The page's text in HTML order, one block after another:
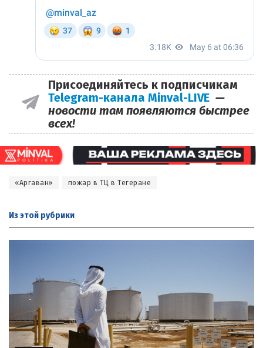
Присоединяйтесь к подписчикам
Telegram-канала Minval-LIVE —
новости там появляются быстрее
всех!
«Аргаван» пожар в ТЦ в Тегеране
Из этой рубрики